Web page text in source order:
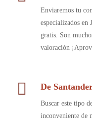
Enviaremos tu
especializados en
gratis. Son
valoración
De
Buscar este tipo
inconveniente de